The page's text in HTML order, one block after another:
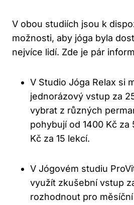
V obou studiích jsou k
možnosti, aby jóga byla
nejvíce lidí. Zde je pár
V Studio Jóga Relax si
jednorázový vstup za
vybrat z různých
pohybují od 1400 Kč za
Kč za 15 lekcí.
V Jógovém studiu
využít zkušební vstup
rozhodnout pro